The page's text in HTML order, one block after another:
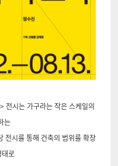
>전시는 가구라는 작은 스케일의
는
전시를 통해 건축의 범위를 확장
로